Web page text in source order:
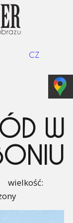
CZ
W
wielkość: